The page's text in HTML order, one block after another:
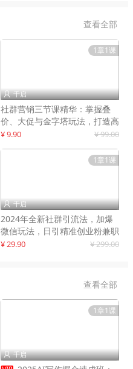
查看全部
1章1课
 千启
社群营销三节课精华：掌握叠
价、大促与金字塔玩法，打造高
效营销体系
¥ 9.90 ¥ 99.00
1章1课
 千启
2024年全新社群引流法，加爆
微信玩法，日引精准创业粉兼职
粉200+
¥ 29.90 ¥ 299.00
查看全部
1章1课
 千启